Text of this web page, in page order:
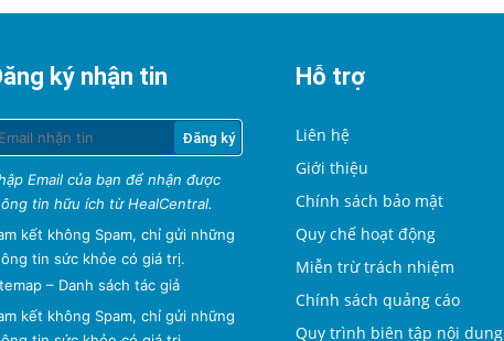
ký nhận tin
Email của bạn để nhận được
tin hữu ích từ HealCentral.
kết không Spam, chỉ gửi những
tin sức khỏe có giá trị.
– Danh sách tác giả
kết không Spam, chỉ gửi những
Hỗ trợ
Liên hệ
Giới thiệu
Chính sách bảo mật
Quy chế hoạt động
Miễn trừ trách nhiệm
Chính sách quảng cáo
Quy trình biên tập nội dung